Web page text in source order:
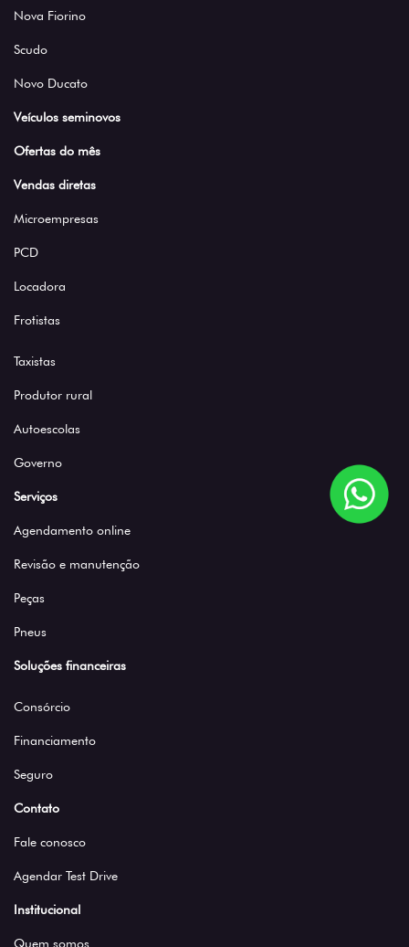
Nova Fiorino
Scudo
Novo Ducato
Veículos seminovos
Ofertas do mês
Vendas diretas
Microempresas
PCD
Locadora
Frotistas
Taxistas
Produtor rural
Autoescolas
Governo
Serviços
Agendamento online
Revisão e manutenção
Peças
Pneus
Soluções financeiras
Consórcio
Financiamento
Seguro
Contato
Fale conosco
Agendar Test Drive
Institucional
Quem somos